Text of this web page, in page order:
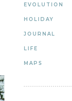
EVOLUTION
HOLIDAY
JOURNAL
LIFE
MAPS